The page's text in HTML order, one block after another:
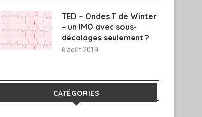
TED – Ondes T de Winter
– un IMO avec sous-
décalages seulement ?
6 août 2019
CATÉGORIES